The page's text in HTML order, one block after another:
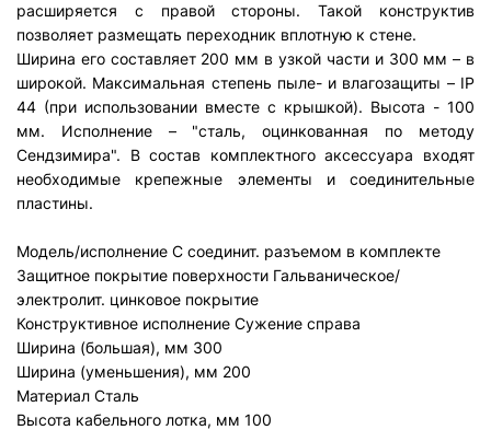
расширяется с правой стороны. Такой конструктив
позволяет размещать переходник вплотную к стене.
Ширина его составляет 200 мм в узкой части и 300 мм – в
широкой. Максимальная степень пыле- и влагозащиты – IP
44 (при использовании вместе с крышкой). Высота - 100
мм. Исполнение – "сталь, оцинкованная по методу
Сендзимира". В состав комплектного аксессуара входят
необходимые крепежные элементы и соединительные
пластины.
Модель/исполнение С соединит. разъемом в комплекте
Защитное покрытие поверхности Гальваническое/
электролит. цинковое покрытие
Конструктивное исполнение Сужение справа
Ширина (большая), мм 300
Ширина (уменьшения), мм 200
Материал Сталь
Высота кабельного лотка, мм 100